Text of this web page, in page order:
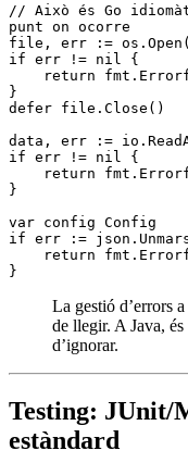
// Això és Go
punt on ocorre
file, err
:= os. Open (
if err != nil
{
    return
fmt.
}
defer file. Close ()
data, err
:= io.
if err != nil
{
    return
fmt.
}
var config Config
if err := json.
    return
fmt.
}
La gestió d’errors
de llegir. A Java,
d’ignorar.
Testing: JUnit/
estàndard